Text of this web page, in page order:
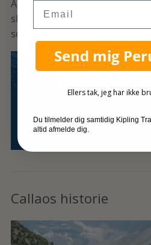
Abtao ligger fortsat i Callaos
skoleklasser flittigt besøger
som ikke har været i tjeneste
Callaos historie
Send mig
Ellers tak, jeg har ikke
Du tilmelder dig samtidig Kipling
altid afmelde dig.